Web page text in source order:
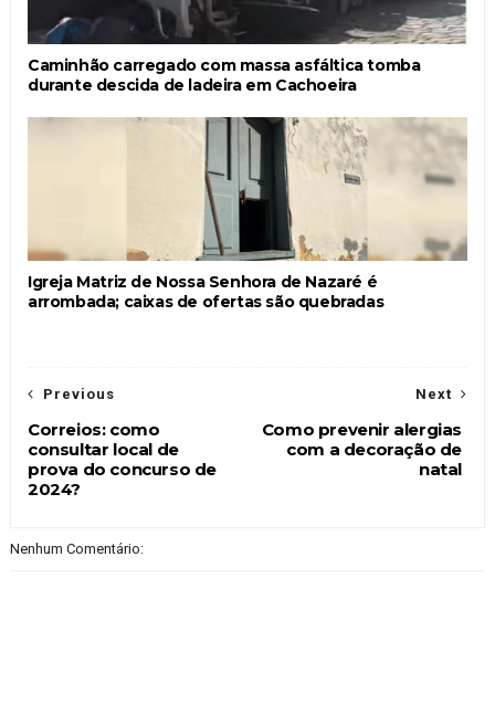
Caminhão carregado com massa asfáltica tomba
durante descida de ladeira em Cachoeira
Igreja Matriz de Nossa Senhora de Nazaré é
arrombada; caixas de ofertas são quebradas
Next
Como prevenir alergias
com a decoração de
natal
Previous
Correios: como
consultar local de
prova do concurso de
2024?
Nenhum Comentário: